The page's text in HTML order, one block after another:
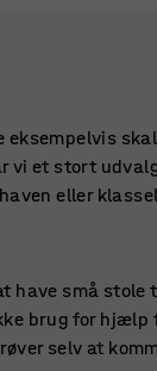
vi et stort
eller
have små
brug for hjælp
selv at